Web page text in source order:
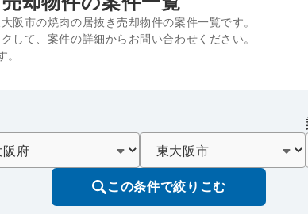
阪市の焼肉の居抜き売却物件の案件一覧です。
して、案件の詳細からお問い合わせください。
。
この条件で絞りこむ